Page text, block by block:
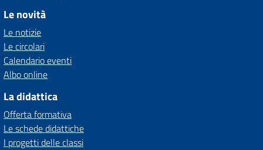
Le novità
Le notizie
Le circolari
Calendario eventi
Albo online
La didattica
Offerta formativa
Le schede didattiche
I progetti delle classi